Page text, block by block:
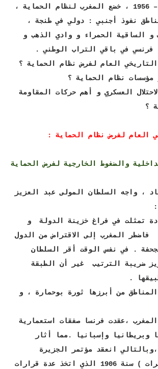
في الفترة 1912 – 1956 ، خضع المغرب لنظام الحماية ،
نفوذ أجنبي : دولي في طنجة ،
و الساقية الحمراء و وادي الذهب و
فرنسي في باقي التراب الوطني .
العام لفرض نظام الحماية ؟
نظام الحماية ؟
العسكري و أهم حركات المقاومة
؟
العام لفرض نظام الحماية :
والضغوط الخارجية لفرض الحماية
، واجه السلطان المولى عبد العزيز
تمثلت في فراغ خزينة الدولة و
فاضطر المغرب إلى الاقتراض من الدول
مجحفة . في نفس الوقت أقر السلطان
ضريبة الترتيب غير أن الطبقة
.
من أبرزها ثورة بوحمارة ، و
المغرب ،عقدت فرنسا صفقات استعمارية
وبريطانيا وإسبانيا .مما أثار
انعقد مؤتمر الجزيرة
الخضراء ( الخزيرات ) سنة 1906 الذي اتخذ عدة قرارات